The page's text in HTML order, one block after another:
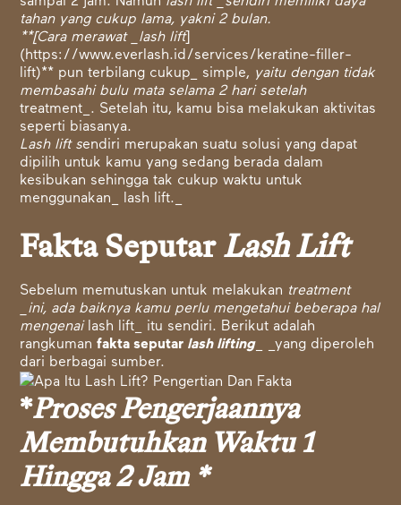
tahan yang cukup lama, yakni 2 bulan.
**[Cara merawat _lash lift]
(https://www.everlash.id/services/keratine-filler-
lift)** pun terbilang cukup_ simple, yaitu dengan tidak
membasahi bulu mata selama 2 hari setelah
treatment_. Setelah itu, kamu bisa melakukan aktivitas
seperti biasanya.
Lash lift sendiri merupakan suatu solusi yang dapat
dipilih untuk kamu yang sedang berada dalam
kesibukan sehingga tak cukup waktu untuk
menggunakan_ lash lift._
Fakta Seputar Lash Lift
Sebelum memutuskan untuk melakukan treatment
_ini, ada baiknya kamu perlu mengetahui beberapa hal
mengenailash lift_ itu sendiri. Berikut adalah
rangkumanfakta seputar lash lifting_ _yang diperoleh
dari berbagai sumber.
*Proses Pengerjaannya
Membutuhkan Waktu 1
Hingga 2 Jam *